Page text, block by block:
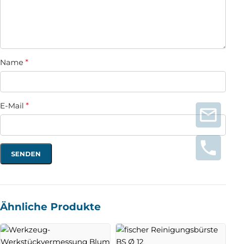
Name *
E-Mail *
Ähnliche Produkte